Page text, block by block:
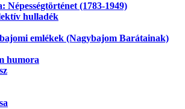
(1783-1949)
hulladék
emlékek (Nagybajom Barátainak)
humora